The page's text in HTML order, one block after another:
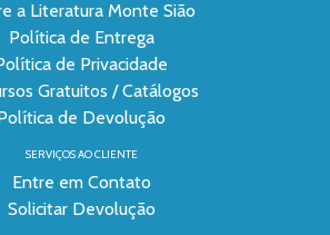
a Literatura Monte Sião
Política de Entrega
de Privacidade
Gratuitos / Catálogos
de Devolução
SERVIÇOS AO CLIENTE
Entre em Contato
Solicitar Devolução